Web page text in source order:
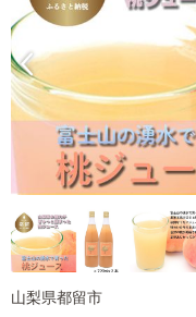
山梨県都留市